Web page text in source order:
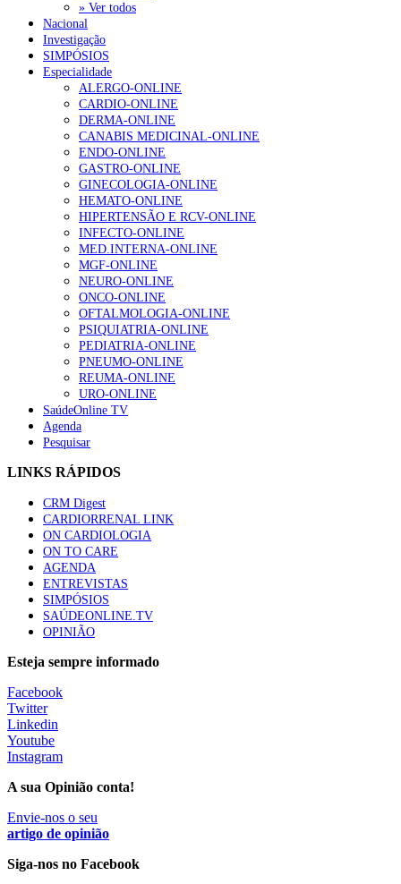
NOTÍCIAS MAIS LIDAS
Enfermagem Forense. “Da urgência ao tribunal, cada
gesto conta e cada profissional faz a diferença”
202 visualizações
Alguns milhares de utentes podem ficar sem médico de
família com nova regras do registo, alerta associação
155 visualizações
1.º Episódio do Podcast “Frequência Cardio – Sintoniza-
te na Insuficiência Cardíaca” da Bayer
99 visualizações
“Os programas de rastreio do cancro do pulmão são
custo-efetivos e representam um investimento
sustentável para os sistemas de saúde”
88 visualizações
Quase quatro em cada dez doentes com enfarte
86 visualizações
Trodelvy aprovado para primeira linha no cancro da
mama triplo negativo metastático em doentes não
elegíveis para inibidores PD-(L)1
61 visualizações
MAIS NOTÍCIAS
Quase 11.900 jovens recorreram aos cheques psicólogo e
nutricionista no primeiro mês
7 Ago, 2026
ULS de Coimbra estreia cirurgia endoscópica do ouvido com
apoio robótico em Portugal
7 Ago, 2026|0 Comments
» Ver todos
Nacional
Investigação
SIMPÓSIOS
Especialidade
ALERGO-ONLINE
CARDIO-ONLINE
DERMA-ONLINE
CANABIS MEDICINAL-ONLINE
ENDO-ONLINE
GASTRO-ONLINE
GINECOLOGIA-ONLINE
HEMATO-ONLINE
HIPERTENSÃO E RCV-ONLINE
INFECTO-ONLINE
MED.INTERNA-ONLINE
MGF-ONLINE
NEURO-ONLINE
ONCO-ONLINE
OFTALMOLOGIA-ONLINE
PSIQUIATRIA-ONLINE
PEDIATRIA-ONLINE
PNEUMO-ONLINE
REUMA-ONLINE
URO-ONLINE
SaúdeOnline TV
Agenda
Pesquisar
LINKS RÁPIDOS
CRM Digest
CARDIORRENAL LINK
ON CARDIOLOGIA
ON TO CARE
AGENDA
ENTREVISTAS
SIMPÓSIOS
SAÚDEONLINE.TV
OPINIÃO
Esteja sempre informado
Facebook
Twitter
Linkedin
Youtube
Instagram
A sua Opinião conta!
Envie-nos o seu
artigo de opinião
Siga-nos no Facebook